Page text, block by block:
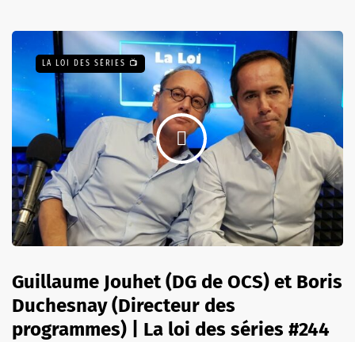
LA LOI DES SÉRIES 📺
Guillaume Jouhet (DG de OCS) et Boris
Duchesnay (Directeur des
programmes) | La loi des séries #244